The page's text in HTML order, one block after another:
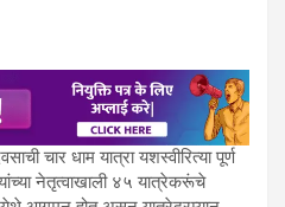
चार धाम यात्रा यशस्वीरित्या पूर्ण
नेतृत्वाखाली ४५ यात्रेकरूंचे